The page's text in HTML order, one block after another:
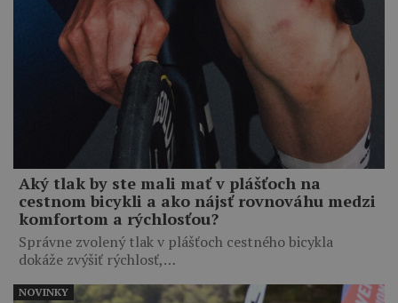
Aký tlak by ste mali mať v plášťoch na
cestnom bicykli a ako nájsť rovnováhu medzi
komfortom a rýchlosťou?
Správne zvolený tlak v plášťoch cestného bicykla
dokáže zvýšiť rýchlosť,…
NOVINKY